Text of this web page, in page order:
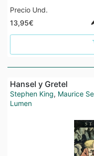
Precio Und.
13,95€
Hansel y Gretel
Stephen King, Maurice
Lumen